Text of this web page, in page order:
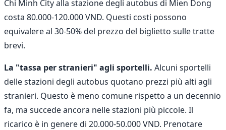
Chi Minh City alla stazione degli autobus di Mien Dong
costa 80.000-120.000 VND. Questi costi possono
equivalere al 30-50% del prezzo del biglietto sulle tratte
brevi.
La "tassa per stranieri" agli sportelli. Alcuni sportelli
delle stazioni degli autobus quotano prezzi più alti agli
stranieri. Questo è meno comune rispetto a un decennio
fa, ma succede ancora nelle stazioni più piccole. Il
ricarico è in genere di 20.000-50.000 VND. Prenotare